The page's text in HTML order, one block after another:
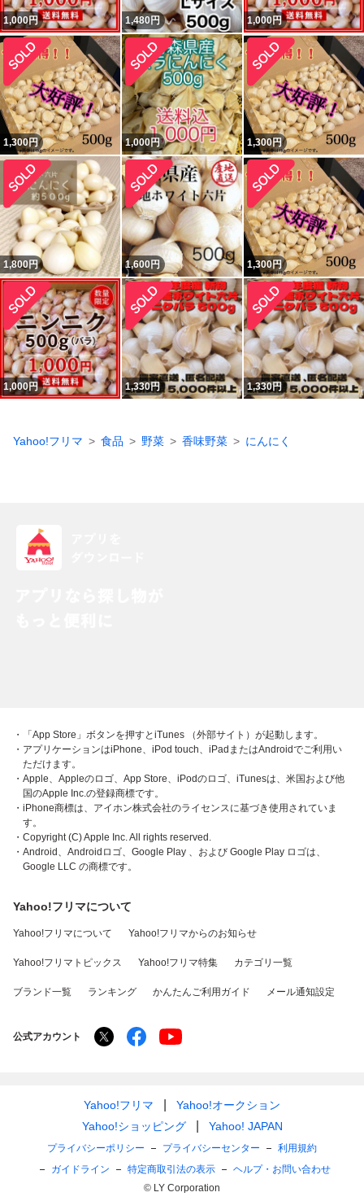
1,000円 1,480 円 1,000円
1,300円 1,000円 1,300円
1,800円 1,600円 1,300円
1,000円 1,330円 1,330円
Yahoo!フリマ 食品 野菜 香味野菜 にんにく
・「App Store」ボタンを押すとiTunes （外部サイト）が起動します。
・アプリケーションはiPhone、iPod touch、iPadまたはAndroidでご利用い
ただけます。
・Apple、Appleのロゴ、App Store、iPodのロゴ、iTunesは、米国および他
国のApple Inc.の登録商標です。
・iPhone商標は、アイホン株式会社のライセンスに基づき使用されていま
す。
・Copyright (C) Apple Inc. All rights reserved.
・Android、Androidロゴ、Google Play 、および Google Play ロゴは、
Google LLC の商標です。
Yahoo!フリマについて
Yahoo!フリマについて Yahoo!フリマからのお知らせ
Yahoo!フリマトピックス Yahoo!フリマ特集 カテゴリ一覧
ブランド一覧 ランキング かんたんご利用ガイド メール通知設定
公式アカウント
Yahoo!フリマ
Yahoo!オークション
Yahoo!ショッピング
Yahoo! JAPAN
プライバシーポリシー プライバシーセンター
利用規約
ガイドライン
特定商取引法の表示
ヘルプ・お問い合わせ
© LY Corporation